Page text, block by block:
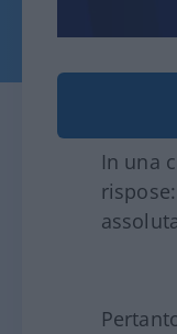
In una